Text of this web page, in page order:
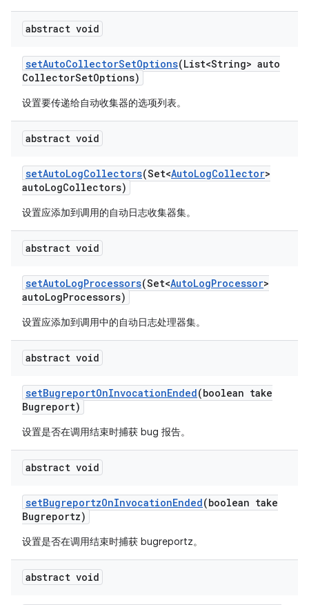
abstract void
setAutoCollectorSetOptions(List<String> auto
CollectorSetOptions)
设置要传递给自动收集器的选项列表。
abstract void
setAutoLogCollectors(Set<AutoLogCollector>
autoLogCollectors)
设置应添加到调用的自动日志收集器集。
abstract void
setAutoLogProcessors(Set<AutoLogProcessor>
autoLogProcessors)
设置应添加到调用中的自动日志处理器集。
abstract void
setBugreportOnInvocationEnded(boolean take
Bugreport)
设置是否在调用结束时捕获 bug 报告。
abstract void
setBugreportzOnInvocationEnded(boolean take
Bugreportz)
设置是否在调用结束时捕获 bugreportz。
abstract void